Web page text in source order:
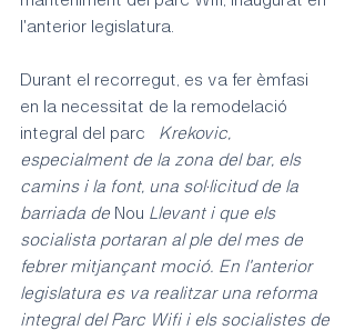
l'anterior legislatura.
Durant el recorregut, es va fer èmfasi
en la necessitat de la remodelació
integral del parc Krekovic,
especialment de la zona del bar, els
camins i la font, una sol·licitud de la
barriada de Nou Llevant i que els
socialista portaran al ple del mes de
febrer mitjançant moció. En l'anterior
legislatura es va realitzar una reforma
integral del Parc Wifi i els socialistes de